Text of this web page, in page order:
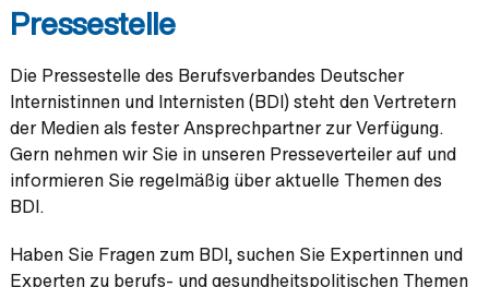
Pressestelle
Die Pressestelle des Berufsverbandes Deutscher
Internistinnen und Internisten (BDI) steht den Vertretern
der Medien als fester Ansprechpartner zur Verfügung.
Gern nehmen wir Sie in unseren Presseverteiler auf und
informieren Sie regelmäßig über aktuelle Themen des
BDI.
Haben Sie Fragen zum BDI, suchen Sie Expertinnen und
Experten zu berufs- und gesundheitspolitischen Themen